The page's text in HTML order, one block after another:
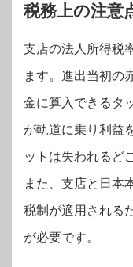
税務上の注意
支店の法人所得税
ます。進出当初の
金に算入できるタ
が軌道に乗り利益
ットは失われるど
また、支店と日本
税制が適用される
が必要です。